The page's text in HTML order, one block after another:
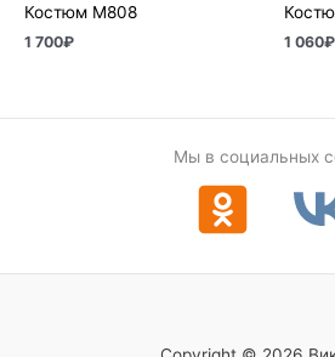
Костюм М808
1 700₽ 1 060₽
Мы в социальных